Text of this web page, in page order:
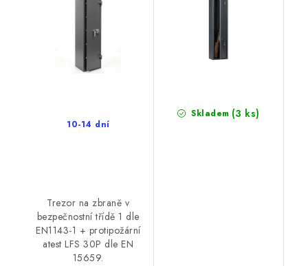
10-14 dní
Trezor na zbraně v
bezpečnostní třídě 1 dle
EN1143-1 + protipožární
atest LFS 30P dle EN
15659.
Skladem (3 ks)